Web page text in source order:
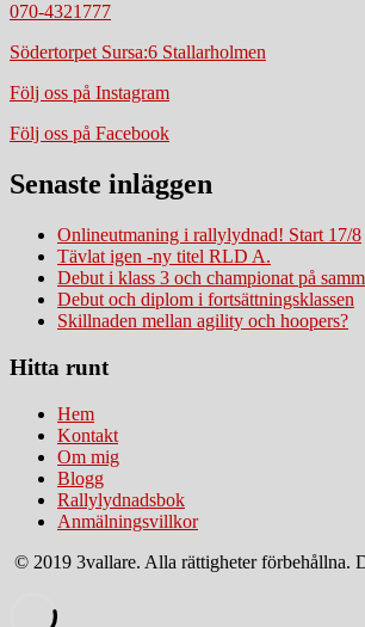
070-4321777
Södertorpet Sursa:6 Stallarholmen
Följ oss på Instagram
Följ oss på Facebook
Senaste inläggen
Onlineutmaning i rallylydnad! Start 17/8
Tävlat igen -ny titel RLD A.
Debut i klass 3 och championat på
Debut och diplom i fortsättningsklassen
Skillnaden mellan agility och hoopers?
Hitta runt
Hem
Kontakt
Om mig
Blogg
Rallylydnadsbok
Anmälningsvillkor
© 2019 3vallare. Alla rättigheter förbehållna.